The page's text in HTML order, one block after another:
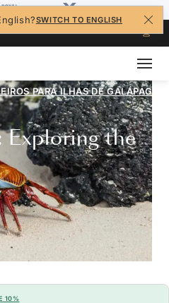
SWITCH TO ENGLISH
PARAILHAS DE GALÁPAGOS
Exploring the
10%